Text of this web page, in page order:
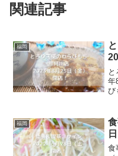
関連記事
福岡
年
び
は
が
福岡
食